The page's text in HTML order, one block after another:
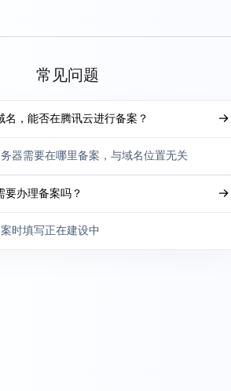
常见问题
名，能否在腾讯云进行备案？
器需要在哪里备案，与域名位置无关
要办理备案吗？
时填写正在建设中